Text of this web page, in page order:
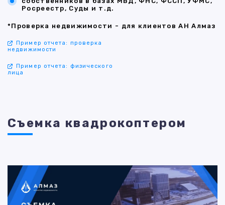
Росреестр, Суды и т.д.
*Проверка недвижимости - для клиентов АН Алмаз
Пример отчета: проверка
недвижимости
Пример отчета: физического
лица
Съемка квадрокоптером